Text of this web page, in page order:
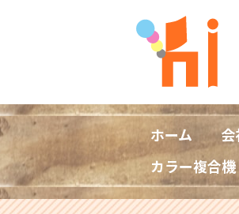
ホーム 会
カラー複合